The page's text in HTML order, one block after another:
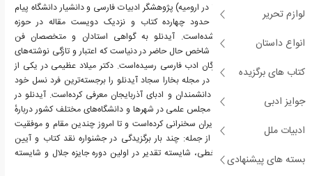
لوازم تحریر
انواع داستان
کتاب های برگزیده
جوایز ادبی
ادبیات ملل
بسته های پیشنهادی
سجاد آیدنلو (متولد ۱۳۵۹ در ارومیه) پژوهشگر ادبیات فارسی و دانشیار دانشگاه پیام
نور ارومیه است. از او حدود چهارده کتاب و نزدیک دویست مقاله در حوزه
شاهنامه‌شناسی منتشر شده‌است. آیدنلو به گواهی استادان و متخصصان فن
جوان‌ترین شاهنامه‌شناس شاخص حال حاضر در دنیاست که اعتبار و تازگی نوشته‌های
او به تأیید بسیاری از بزرگان ادب فارسی رسیده‌است. دکتر میلاد عظیمی در یکی از
نوشته‌های ستون آویزه‌ها در مجله بخارا سجاد آیدنلو را برجسته‌ترین فرد نسل خود
برای ادامه سلسله جلیله دانشمندان و ادبای آذربایجان معرفی کرده‌است. آیدنلو در
بیش از شصت همایش و مجلس علمی در شهرها و دانشگاه‌های مختلف کشور دربارهٔ
شاهنامه و ادب حماسی ایران سخنرانی کرده‌است و تا امروز چندین مقام و موفقیت
علمی را کسب کرده‌است از جمله: چند بار برگزیدگی در جشنواره نقد کتاب و آیین
بزرگداشت حامیان نسخ خطی، شایسته تقدیر در اولین دوره جایزه جلال و شایسته
تقدیر در کتاب سال.